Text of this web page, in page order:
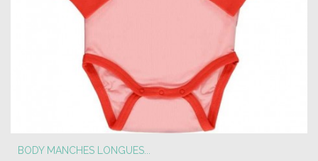
BODY MANCHES LONGUES...